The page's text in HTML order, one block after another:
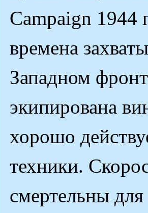
Campaign 1944
времена
Западном
экипирована
хорошо
техники.
смертельны